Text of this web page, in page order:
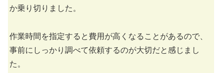
か乗り切りました。
作業時間を指定すると費用が高くなることがあるので、
事前にしっかり調べて依頼するのが大切だと感じまし
た。